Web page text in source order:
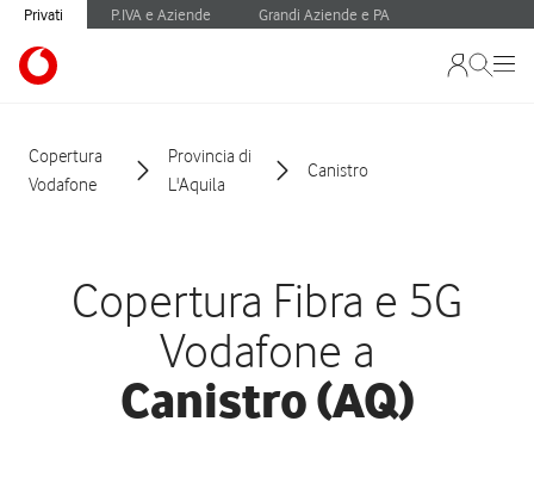
Privati P.IVA e Aziende Grandi Aziende e PA
Copertura
Vodafone
Provincia di
L'Aquila
Canistro
Copertura Fibra e 5G
Vodafone a
Canistro (AQ)